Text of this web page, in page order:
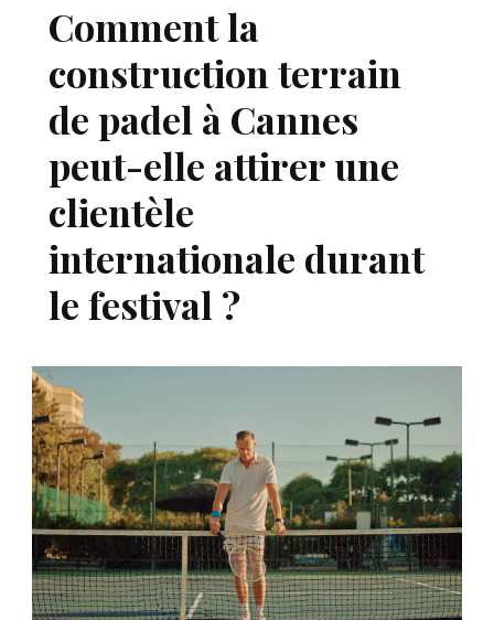
Comment la
construction terrain
de padel à Cannes
peut-elle attirer une
clientèle
internationale durant
le festival ?